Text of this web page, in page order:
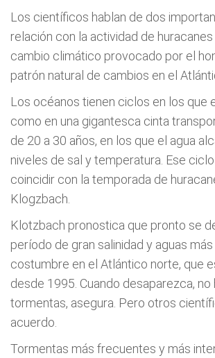
Los científicos hablan de dos
relación con la actividad de huracanes
cambio climático provocado por el
patrón natural de cambios en el
Los océanos tienen ciclos en los que
como en una gigantesca cinta
de 20 a 30 años, en los que el agua
niveles de sal y temperatura. Ese
coincidir con la temporada de
Klogzbach.
Klotzbach pronostica que pronto se
período de gran salinidad y aguas
costumbre en el Atlántico norte, que
desde 1995. Cuando desaparezca, no
tormentas, asegura. Pero otros
acuerdo.
Tormentas más frecuentes y más